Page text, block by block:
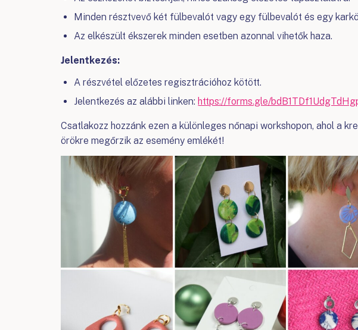
Minden résztvevő két fülbevalót vagy egy fülbevalót és egy
Az elkészült ékszerek minden esetben azonnal vihetők haza.
Jelentkezés:
A részvétel előzetes regisztrációhoz kötött.
Jelentkezés az alábbi linken: https://forms.gle/
Csatlakozz hozzánk ezen a különleges nőnapi workshopon, ahol a
örökre megőrzik az esemény emlékét!